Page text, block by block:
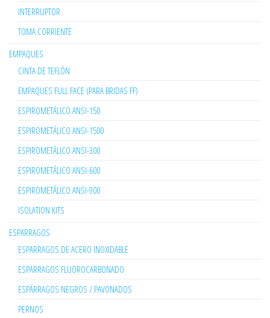
INTERRUPTOR
TOMA CORRIENTE
EMPAQUES
CINTA DE TEFLÓN
EMPAQUES FULL FACE (PARA BRIDAS FF)
ESPIROMETÁLICO ANSI-150
ESPIROMETÁLICO ANSI-1500
ESPIROMETÁLICO ANSI-300
ESPIROMETÁLICO ANSI-600
ESPIROMETÁLICO ANSI-900
ISOLATION KITS
ESPARRAGOS
ESPARRAGOS DE ACERO INOXIDABLE
ESPARRAGOS FLUOROCARBONADO
ESPÁRRAGOS NEGROS / PAVONADOS
PERNOS